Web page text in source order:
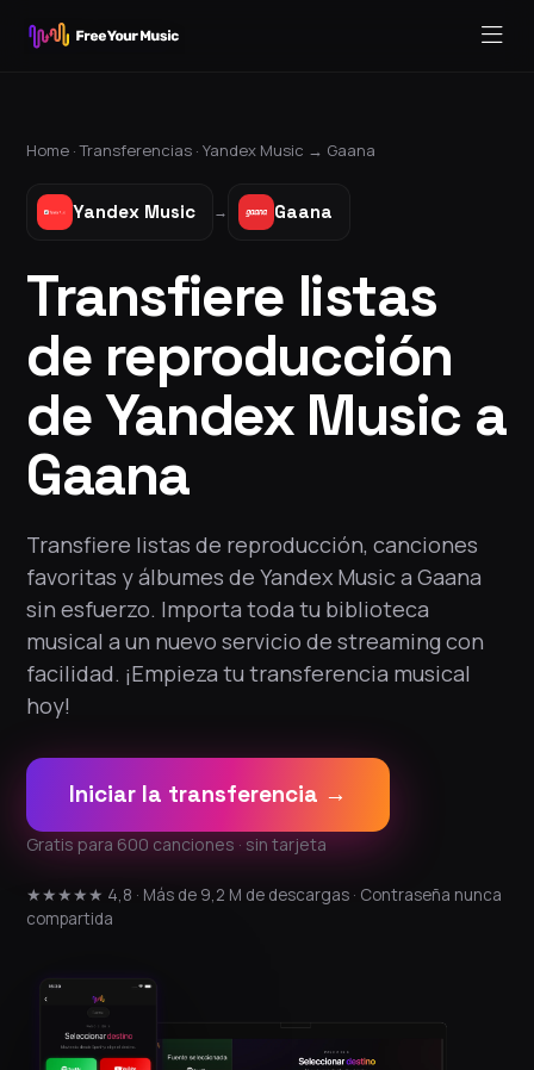
Home ·Transferencias · Yandex Music → Gaana
Yandex Music → Gaana
Transfiere listas
de reproducción
de Yandex Music a
Gaana
Transfiere listas de reproducción, canciones
favoritas y álbumes de Yandex Music a Gaana
sin esfuerzo. Importa toda tu biblioteca
musical a un nuevo servicio de streaming con
facilidad. ¡Empieza tu transferencia musical
hoy!
Iniciar la transferencia →
Gratis para 600 canciones · sin tarjeta
★★★★★ 4,8 · Más de 9,2 M de descargas · Contraseña nunca
compartida